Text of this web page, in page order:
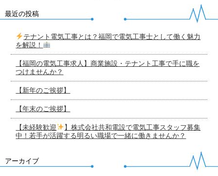
最近の投稿
テナント電気工事とは？福岡で電気工事士として働く魅力
を解説！
【福岡の電気工事求人】商業施設・テナント工事で手に職を
つけませんか？
【新年のご挨拶】
【年末のご挨拶】
【未経験歓迎
】株式会社共和電設で電気工事スタッフ募集
中！若手が活躍する明るい職場で一緒に働きませんか？
アーカイブ